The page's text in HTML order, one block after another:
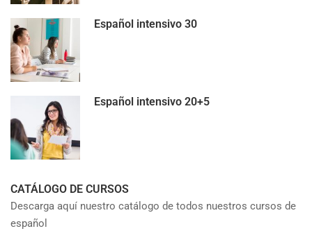
Español intensivo 30
Español intensivo 20+5
CATÁLOGO DE CURSOS
Descarga aquí nuestro catálogo de todos nuestros cursos de
español